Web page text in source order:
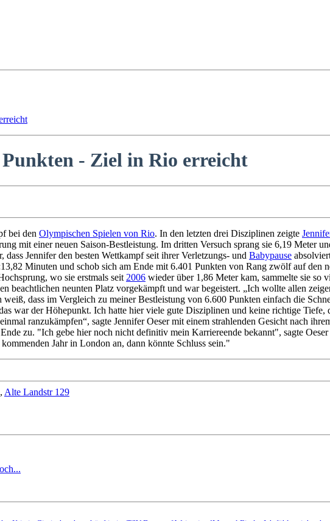
- Ziel in Rio erreicht
bei den Olympischen Spielen von Rio. In den letzten drei Disziplinen zeigte
mit einer neuen Saison-Bestleistung. Im dritten Versuch sprang sie 6,19 Meter
Jennifer den besten Wettkampf seit ihrer Verletzungs- und Babypause
Minuten und schob sich am Ende mit 6.401 Punkten von Rang zwölf auf den
wo sie erstmals seit 2006 wieder über 1,86 Meter kam, sammelte sie so
beachtlichen neunten Platz vorgekämpft und war begeistert. „Ich wollte allen
dass im Vergleich zu meiner Bestleistung von 6.600 Punkten einfach die
war der Höhepunkt. Ich hatte hier viele gute Disziplinen und keine richtige
ranzukämpfen“, sagte Jennifer Oeser mit einem strahlenden Gesicht nach
zu. "Ich gebe hier noch nicht definitiv mein Karriereende bekannt", sagte
Jahr in London an, dann könnte Schluss sein."
, Alte Landstr 129